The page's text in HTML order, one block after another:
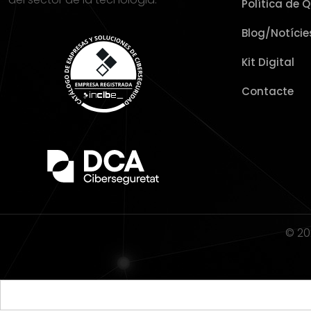
Política de
Blog/
Kit Digital
Contacte
©